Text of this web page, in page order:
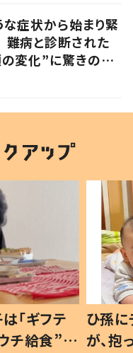
症状から始まり緊
病と診断された
変化”に驚きの
「ギフテ
チ給食”を
ひ孫
が、